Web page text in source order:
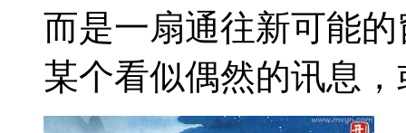
而是一扇通往新可能
某个看似偶然的讯息